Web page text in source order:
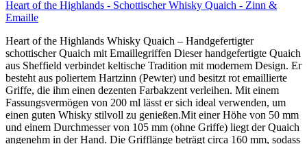
Heart of the Highlands - Schottischer Whisky Quaich - Zinn &
Emaille
Heart of the Highlands Whisky Quaich – Handgefertigter
schottischer Quaich mit Emaillegriffen Dieser handgefertigte Quaich
aus Sheffield verbindet keltische Tradition mit modernem Design. Er
besteht aus poliertem Hartzinn (Pewter) und besitzt rot emaillierte
Griffe, die ihm einen dezenten Farbakzent verleihen. Mit einem
Fassungsvermögen von 200 ml lässt er sich ideal verwenden, um
einen guten Whisky stilvoll zu genießen.Mit einer Höhe von 50 mm
und einem Durchmesser von 105 mm (ohne Griffe) liegt der Quaich
angenehm in der Hand. Die Grifflänge beträgt circa 160 mm, sodass